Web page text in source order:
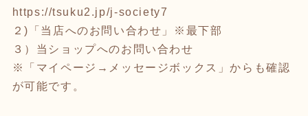
https://tsuku2.jp/j-society7
２)「当店へのお問い合わせ」※最下部
３）当ショップへのお問い合わせ
※「マイページ→メッセージボックス」からも確認
が可能です。